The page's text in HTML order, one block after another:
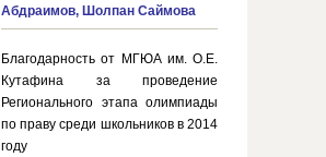
Абдраимов, Шолпан Саймова
Благодарность от МГЮА им. О.Е.
Кутафина за проведение
Регионального этапа олимпиады
по праву среди школьников в 2014
году